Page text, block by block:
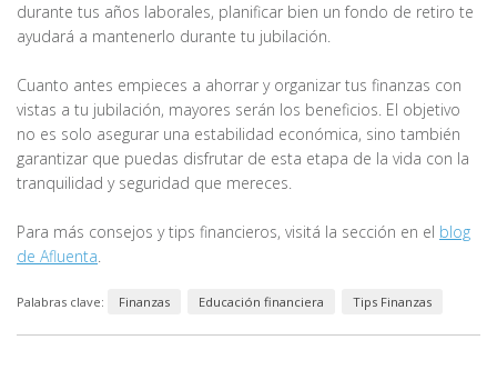
durante tus años laborales, planificar bien un fondo de retiro te
ayudará a mantenerlo durante tu jubilación.
Cuanto antes empieces a ahorrar y organizar tus finanzas con
vistas a tu jubilación, mayores serán los beneficios. El objetivo
no es solo asegurar una estabilidad económica, sino también
garantizar que puedas disfrutar de esta etapa de la vida con la
tranquilidad y seguridad que mereces.
Para más consejos y tips financieros, visitá la sección en el blog
de Afluenta.
Palabras clave: Finanzas Educación financiera Tips Finanzas